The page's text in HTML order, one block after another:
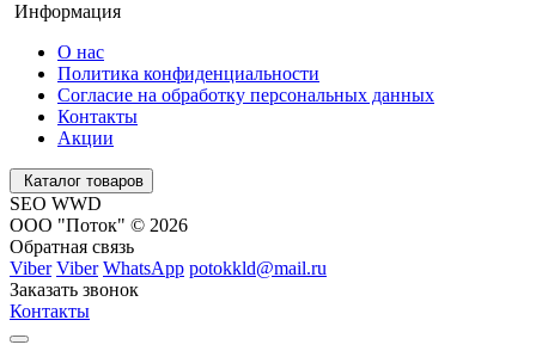
Информация
О нас
Политика конфиденциальности
Согласие на обработку персональных данных
Контакты
Акции
Каталог товаров
SEO WWD
ООО "Поток" © 2026
Обратная связь
Viber Viber WhatsApp potokkld@mail.ru
Заказать звонок
Контакты